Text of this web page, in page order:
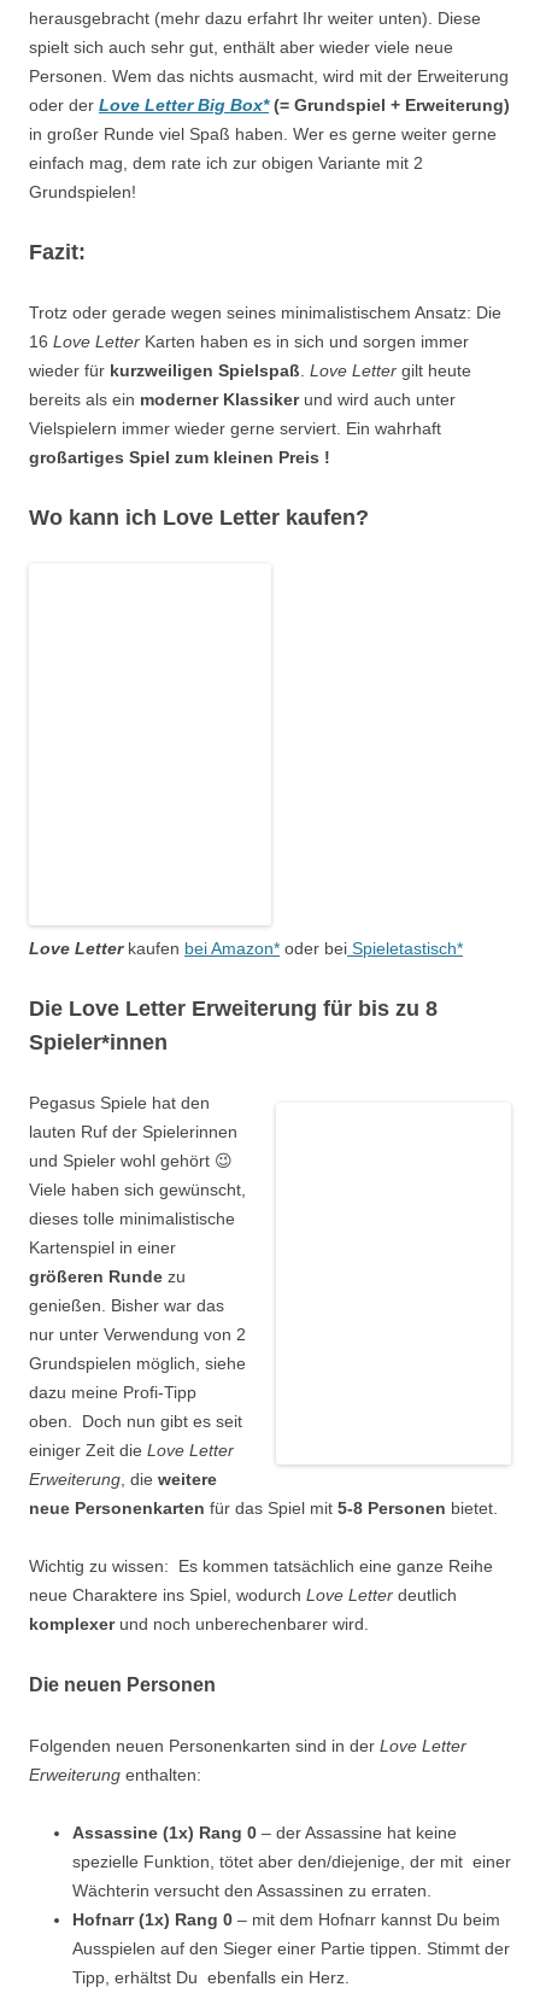
herausgebracht (mehr dazu erfahrt Ihr weiter unten). Diese
spielt sich auch sehr gut, enthält aber wieder viele neue
Personen. Wem das nichts ausmacht, wird mit der Erweiterung
oder der Love Letter Big Box*(= Grundspiel + Erweiterung)
in großer Runde viel Spaß haben. Wer es gerne weiter gerne
einfach mag, dem rate ich zur obigen Variante mit 2
Grundspielen!
Fazit:
Trotz oder gerade wegen seines minimalistischem Ansatz: Die
16 Love Letter Karten haben es in sich und sorgen immer
wieder für kurzweiligen Spielspaß. Love Letter gilt heute
bereits als ein moderner Klassikerund wird auch unter
Vielspielern immer wieder gerne serviert. Ein wahrhaft
großartiges Spiel zum kleinen Preis !
Wo kann ich Love Letter kaufen?
Love Letterkaufen bei Amazon* oder bei Spieletastisch*
Die Love Letter Erweiterung für bis zu 8
Spieler*innen
Pegasus Spiele hat den
lauten Ruf der Spielerinnen
und Spieler wohl gehört 😉
Viele haben sich gewünscht,
dieses tolle minimalistische
Kartenspiel in einer
größeren Runde zu
genießen. Bisher war das
nur unter Verwendung von 2
Grundspielen möglich, siehe
dazu meine Profi-Tipp
oben. Doch nun gibt es seit
einiger Zeit die Love Letter
Erweiterung, die weitere
neue Personenkarten für das Spiel mit 5-8 Personen bietet.
Wichtig zu wissen: Es kommen tatsächlich eine ganze Reihe
neue Charaktere ins Spiel, wodurch Love Letter deutlich
komplexerund noch unberechenbarer wird.
Die neuen Personen
Folgenden neuen Personenkarten sind in der Love Letter
Erweiterung enthalten:
Assassine (1x) Rang 0 – der Assassine hat keine
spezielle Funktion, tötet aber den/diejenige, der mit einer
Wächterin versucht den Assassinen zu erraten.
Hofnarr (1x) Rang 0 – mit dem Hofnarr kannst Du beim
Ausspielen auf den Sieger einer Partie tippen. Stimmt der
Tipp, erhältst Du ebenfalls ein Herz.